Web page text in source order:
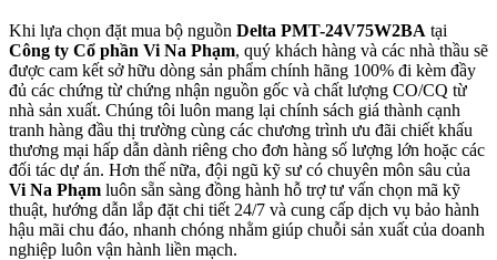
Khi lựa chọn đặt mua bộ nguồn Delta PMT-24V75W2BA tại
Công ty Cổ phần Vi Na Phạm, quý khách hàng và các nhà thầu sẽ
được cam kết sở hữu dòng sản phẩm chính hãng 100% đi kèm đầy
đủ các chứng từ chứng nhận nguồn gốc và chất lượng CO/CQ từ
nhà sản xuất. Chúng tôi luôn mang lại chính sách giá thành cạnh
tranh hàng đầu thị trường cùng các chương trình ưu đãi chiết khấu
thương mại hấp dẫn dành riêng cho đơn hàng số lượng lớn hoặc các
đối tác dự án. Hơn thế nữa, đội ngũ kỹ sư có chuyên môn sâu của
Vi Na Phạm luôn sẵn sàng đồng hành hỗ trợ tư vấn chọn mã kỹ
thuật, hướng dẫn lắp đặt chi tiết 24/7 và cung cấp dịch vụ bảo hành
hậu mãi chu đáo, nhanh chóng nhằm giúp chuỗi sản xuất của doanh
nghiệp luôn vận hành liền mạch.